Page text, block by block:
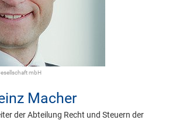
mbH
Macher
der Abteilung Recht und Steuern der